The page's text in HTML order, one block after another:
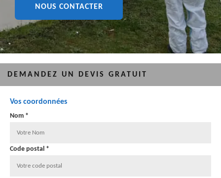
NOUS CONTACTER
DEMANDEZ UN DEVIS GRATUIT
Vos coordonnées
Nom *
Code postal *